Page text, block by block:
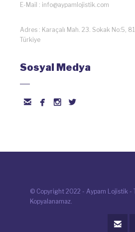
E-Mail : info@aypamlojistik.com
Adres : Karaçalı Mah. 23. Sokak No:5,
Türkiye
Sosyal Medya
   
© Copyright 2022 - Aypam Lojistik -
Kopyalanamaz.
